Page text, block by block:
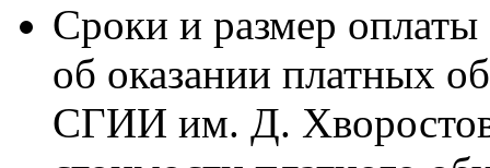
Сроки и размер оплаты
об оказании платных
СГИИ им. Д.